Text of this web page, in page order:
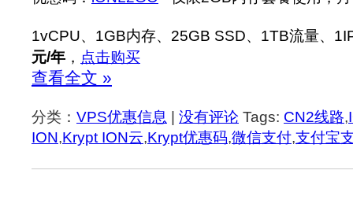
1vCPU、1GB内存、25GB SSD、1TB流量、
元/年 ， 点击购买
查看全文 »
分类： VPS优惠信息 | 没有评论 Tags: CN2线路,
ION,Krypt ION云,Krypt优惠码,微信支付,支付宝